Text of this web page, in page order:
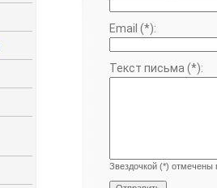
Email (*):
Текст письма (*):
Звездочкой (*) отмечены